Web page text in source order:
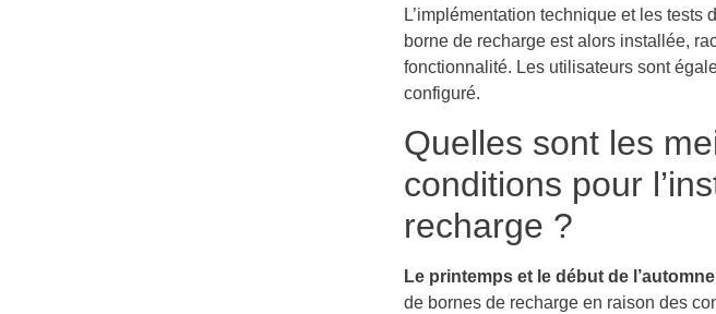
L’implémentation technique et les
borne de recharge est alors installée,
fonctionnalité. Les utilisateurs sont
configuré.
Quelles sont les
conditions pour
recharge ?
Le printemps et le début de
de bornes de recharge en raison des